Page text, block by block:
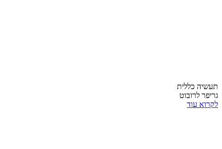
תעשיה כללית
גריפר לרובוט
לקרוא עוד